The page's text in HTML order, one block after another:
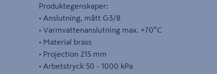
Produktegenskaper:
• Anslutning, mått G3/8
• Varmvattenanslutning max. +70°C
• Material brass
• Projection 215 mm
• Arbetstryck 50 - 1000 kPa